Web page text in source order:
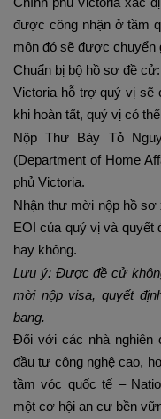
được công nhận ở tầm
môn đó sẽ được chuyển
Chuẩn bị bộ hồ sơ đề
Victoria hỗ trợ quý vị sẽ
khi hoàn tất, quý vị có
Nộp Thư Bày Tỏ
(Department of Home
phủ Victoria.
Nhận thư mời nộp hồ
EOI của quý vị và
hay không.
Lưu ý: Được đề cử
mời nộp visa, quyết
bang.
Đối với các nhà nghiên
đầu tư công nghệ cao,
tầm vóc quốc tế –
một cơ hội an cư bền